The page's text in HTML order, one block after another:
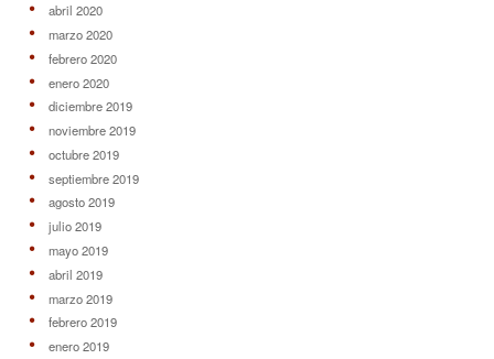
abril 2020
marzo 2020
febrero 2020
enero 2020
diciembre 2019
noviembre 2019
octubre 2019
septiembre 2019
agosto 2019
julio 2019
mayo 2019
abril 2019
marzo 2019
febrero 2019
enero 2019